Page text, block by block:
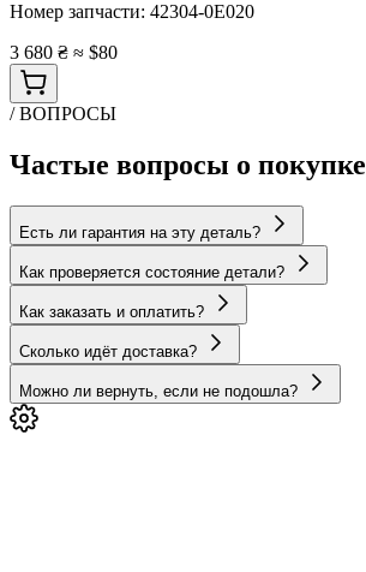
Номер запчасти: 42304-0E020
3 680 ₴ ≈ $80
/ ВОПРОСЫ
Частые вопросы о покупке
Есть ли гарантия на эту деталь?
Как проверяется состояние детали?
Как заказать и оплатить?
Сколько идёт доставка?
Можно ли вернуть, если не подошла?